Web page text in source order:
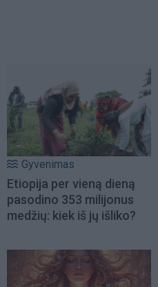
Gyvenimas
Etiopija per vieną dieną
pasodino 353 milijonus
medžių: kiek iš jų išliko?